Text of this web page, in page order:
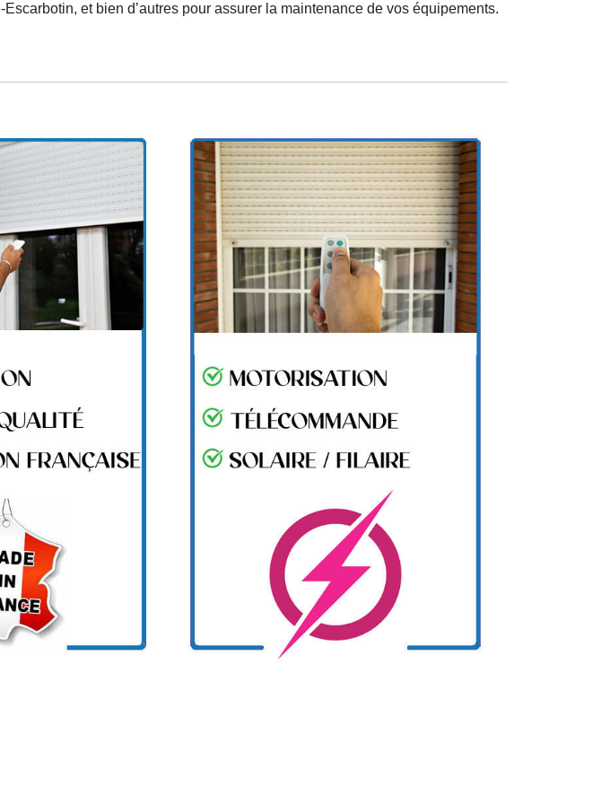
et bien d’autres pour assurer la maintenance de vos équipements.